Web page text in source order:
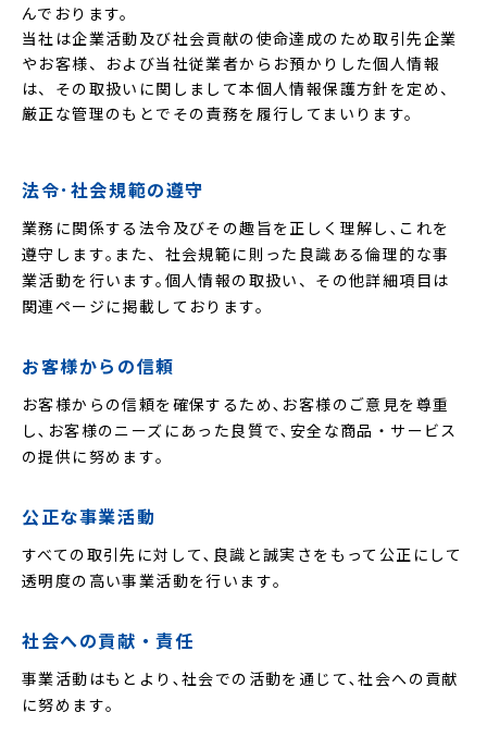
んでおります。
当社は企業活動及び社会貢献の使命達成のため取引先企業
やお客様、および当社従業者からお預かりした個人情報
は、その取扱いに関しまして本個人情報保護方針を定め、
厳正な管理のもとでその責務を履行してまいります。
法令･社会規範の遵守
業務に関係する法令及びその趣旨を正しく理解し､これを
遵守します｡また、社会規範に則った良識ある倫理的な事
業活動を行います｡個人情報の取扱い、その他詳細項目は
関連ページに掲載しております。
お客様からの信頼
お客様からの信頼を確保するため､お客様のご意見を尊重
し､お客様のニーズにあった良質で､安全な商品・サービス
の提供に努めます｡
公正な事業活動
すべての取引先に対して､良識と誠実さをもって公正にして
透明度の高い事業活動を行います｡
社会への貢献・責任
事業活動はもとより､社会での活動を通じて､社会への貢献
に努めます｡